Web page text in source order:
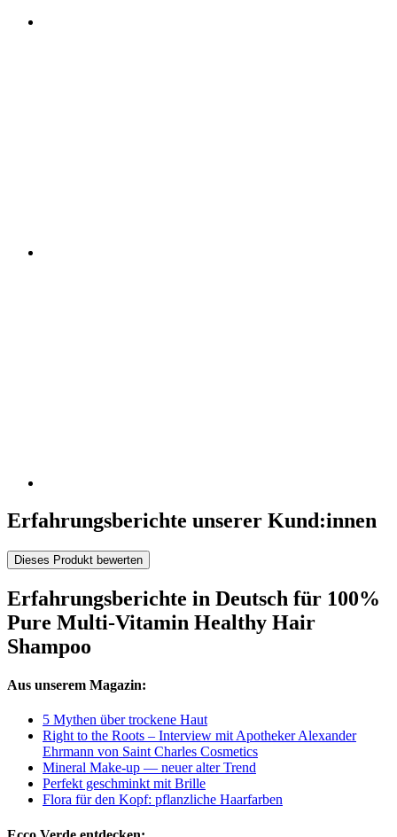
Erfahrungsberichte unserer Kund:innen
Dieses Produkt bewerten
Erfahrungsberichte in Deutsch für 100%
Pure Multi-Vitamin Healthy Hair
Shampoo
Aus unserem Magazin:
5 Mythen über trockene Haut
Right to the Roots – Interview mit Apotheker Alexander
Ehrmann von Saint Charles Cosmetics
Mineral Make-up — neuer alter Trend
Perfekt geschminkt mit Brille
Flora für den Kopf: pflanzliche Haarfarben